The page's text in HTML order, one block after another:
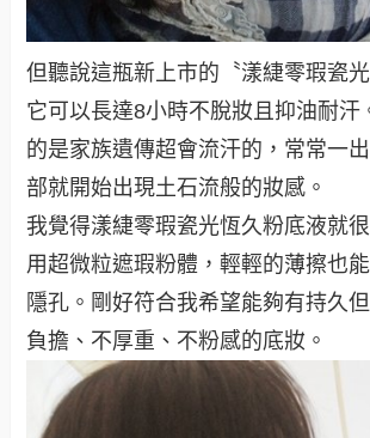
但聽說這瓶新上市的〝漾緁零瑕瓷光
它可以長達8小時不脫妝且抑油耐汗
的是家族遺傳超會流汗的，常常一
部就開始出現土石流般的妝感。
我覺得漾緁零瑕瓷光恆久粉底液就
用超微粒遮瑕粉體，輕輕的薄擦也
隱孔。剛好符合我希望能夠有持久
負擔、不厚重、不粉感的底妝。